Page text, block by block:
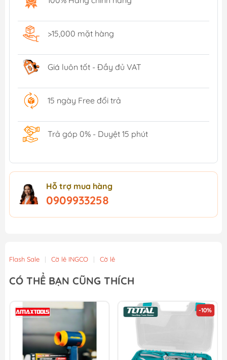
>15,000 mặt hàng
Giá luôn tốt - Đầy đủ VAT
15 ngày Free đổi trả
Trả góp 0% - Duyệt 15 phút
Hỗ trợ mua hàng
0909933258
Flash Sale | Cờ lê INGCO | Cờ lê
CÓ THỂ BẠN CŨNG THÍCH
-10%